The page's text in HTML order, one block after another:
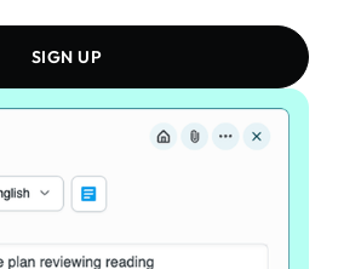
SIGN UP